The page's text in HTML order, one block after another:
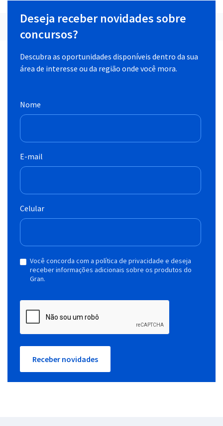
Deseja receber novidades sobre
concursos?
Descubra as oportunidades disponíveis dentro da sua
área de interesse ou da região onde você mora.
Nome
E-mail
Celular
Você concorda com a política de privacidade e deseja
receber informações adicionais sobre os produtos do
Gran.
Receber novidades